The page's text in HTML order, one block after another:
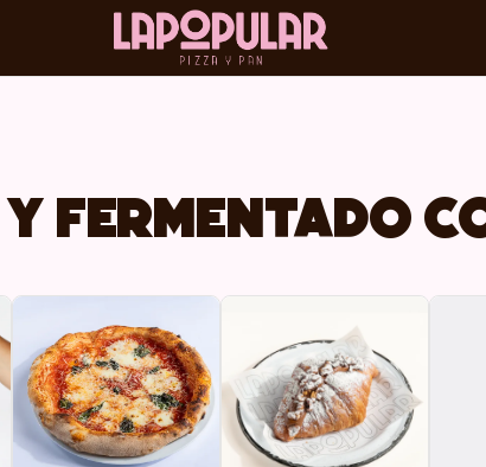
fermentado